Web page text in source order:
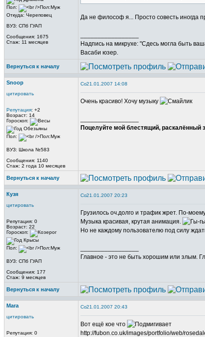
Пол:
Откуда: Череповец
ВУЗ: СПб ГУАП
Сообщения: 1675
Стаж: 11 месяцев
Да не философ я... Просто совесть иногда
Надпись на микрухе: "Сдесь могла быть
Васаби юзер.
Вернуться к началу
Snoop
цитировать
Репутация: +2
Возраст: 14
Гороскоп:
Пол:
ВУЗ: Школа №583
Сообщения: 1140
Стаж: 2 года 10 месяцев
21.01.2007 14:08
Очень красиво! Хочу музыку
Поцелуйте мой блестящий, раскалённый
Вернуться к началу
Кузя
цитировать
Репутация: 0
Возраст: 22
Гороскоп:
Пол:
ВУЗ: СПб ГУАП
Сообщения: 177
Стаж: 9 месяцев
21.01.2007 20:23
Грузилось оч.долго и трафик жрет. По-
Музыка красивая, крутая анимация.
Но не каждому пользователю под силу
Главное - это не быть хорошим или злым.
Вернуться к началу
Mara
цитировать
Репутация: 0
21.01.2007 20:43
Вот ещё кое что
http://fubon.co.uk/images/portfolio/web/